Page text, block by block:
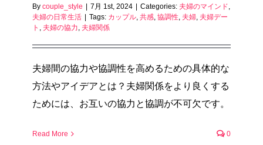
By couple_style 7月 1st, 2024 Categories: 夫婦のマインド,
夫婦の日常生活
Tags: カップル, 共感, 協調性, 夫婦, 夫婦デー
ト , 夫婦の協力, 夫婦関係
夫婦間の協力や協調性を高めるための具体的な
方法やアイデアとは？夫婦関係をより良くする
ためには、お互いの協力と協調が不可欠です。
Read More 0